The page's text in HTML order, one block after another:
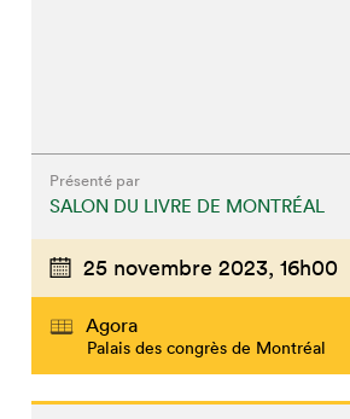
Présenté par
SALON DU LIVRE DE MONTRÉAL
25 novembre 2023, 16h00
Agora
Palais des congrès de Montréal